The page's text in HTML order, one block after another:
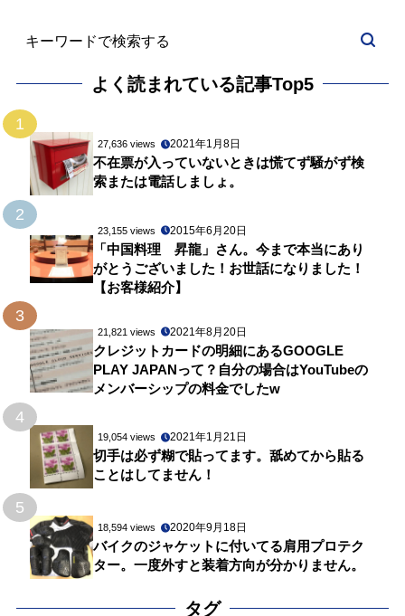
よく読まれている記事Top5
1
27,636 views 2021年1月8日
不在票が入っていないときは慌てず騒がず検
索または電話しましょ。
2
23,155 views 2015年6月20日
「中国料理 昇龍」さん。今まで本当にあり
がとうございました！お世話になりました！
【お客様紹介】
3
21,821 views 2021年8月20日
クレジットカードの明細にあるGOOGLE
PLAY JAPANって？自分の場合はYouTubeの
メンバーシップの料金でしたw
4
19,054 views 2021年1月21日
切手は必ず糊で貼ってます。舐めてから貼る
ことはしてません！
5
18,594 views 2020年9月18日
バイクのジャケットに付いてる肩用プロテク
ター。一度外すと装着方向が分かりません。
タグ